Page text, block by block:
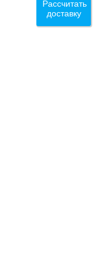
Рассчитать
доставку